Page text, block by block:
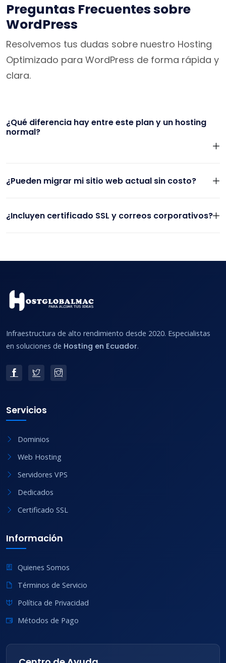
Preguntas Frecuentes sobre
WordPress
Resolvemos tus dudas sobre nuestro Hosting
Optimizado para WordPress de forma rápida y
clara.
¿Qué diferencia hay entre este plan y un hosting
normal?
¿Pueden migrar mi sitio web actual sin costo?
¿Incluyen certificado SSL y correos corporativos?
Infraestructura de alto rendimiento desde 2020. Especialistas
en soluciones de Hosting en Ecuador.
Servicios
Dominios
Web Hosting
Servidores VPS
Dedicados
Certificado SSL
Información
Quienes Somos
Términos de Servicio
Política de Privacidad
Métodos de Pago